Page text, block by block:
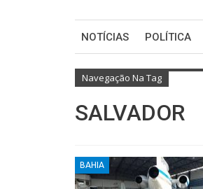
NOTÍCIAS POLÍTICA
Navegação Na Tag
SALVADOR
BAHIA